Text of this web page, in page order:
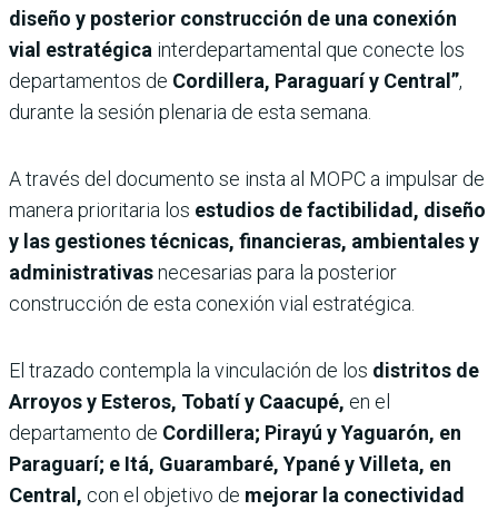
diseño y posterior construcción de una conexión
vial estratégica interdepartamental que conecte los
departamentos de Cordillera, Paraguarí y Central”,
durante la sesión plenaria de esta semana.
A través del documento se insta al MOPC a impulsar de
manera prioritaria los estudios de factibilidad, diseño
y las gestiones técnicas, financieras, ambientales y
administrativasnecesarias para la posterior
construcción de esta conexión vial estratégica.
El trazado contempla la vinculación de los distritos de
Arroyos y Esteros, Tobatí y Caacupé, en el
departamento de Cordillera; Pirayú y Yaguarón, en
Paraguarí; e Itá, Guarambaré, Ypané y Villeta, en
Central, con el objetivo de mejorar la conectividad